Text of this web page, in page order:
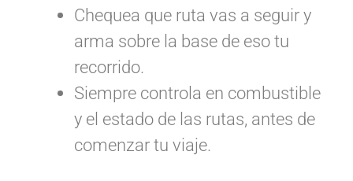
Chequea que ruta vas a seguir y
arma sobre la base de eso tu
recorrido.
Siempre controla en combustible
y el estado de las rutas, antes de
comenzar tu viaje.